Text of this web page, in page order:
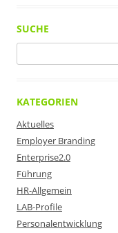
SUCHE
nach:
KATEGORIEN
Aktuelles
Employer Branding
Enterprise2.0
Führung
HR-Allgemein
LAB-Profile
Personalentwicklung